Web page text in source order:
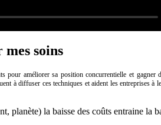
soins
pour améliorer sa position concurrentielle et gagner
à diffuser ces techniques et aident les entreprises
planète) la baisse des coûts entraine la